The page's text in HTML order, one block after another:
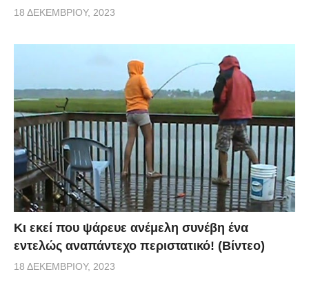
18 ΔΕΚΕΜΒΡΊΟΥ, 2023
Κι εκεί που ψάρευε ανέμελη συνέβη ένα
εντελώς αναπάντεχο περιστατικό! (Βίντεο)
18 ΔΕΚΕΜΒΡΊΟΥ, 2023